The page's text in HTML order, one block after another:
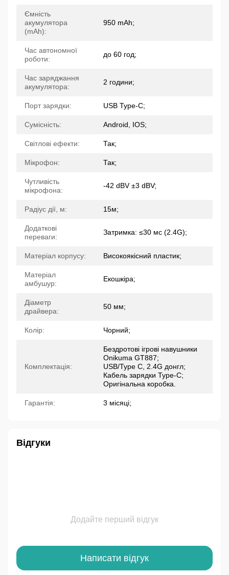
Ємність
акумулятора
(mAh):
950 mAh;
Час автономної
роботи:
до 60 год;
Час заряджання
акумулятора:
2 години;
Порт зарядки: USB Type-C;
Сумісність: Android, IOS;
Світлові ефекти: Так;
Мікрофон: Так;
Чутливість
мікрофона:
-42 dBV ±3 dBV;
Радіус дії, м: 15м;
Додаткові
переваги:
Затримка: ≤30 мс (2.4G);
Матеріал корпусу: Високоякісний пластик;
Матеріал
амбушур:
Екошкіра;
Діаметр
драйвера:
50 мм;
Колір: Чорний;
Комплектація:
Бездротові ігрові навушники
Onikuma GT887;
USB/Type C, 2.4G донгл;
Кабель зарядки Type-C;
Оригінальна коробка.
Гарантія: 3 місяці;
Відгуки
Додайте перший відгук
Написати відгук